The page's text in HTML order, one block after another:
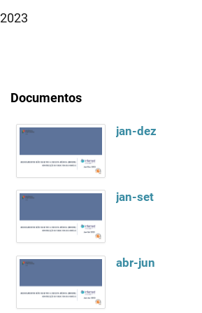
2023
Documentos
jan-dez
jan-set
abr-jun